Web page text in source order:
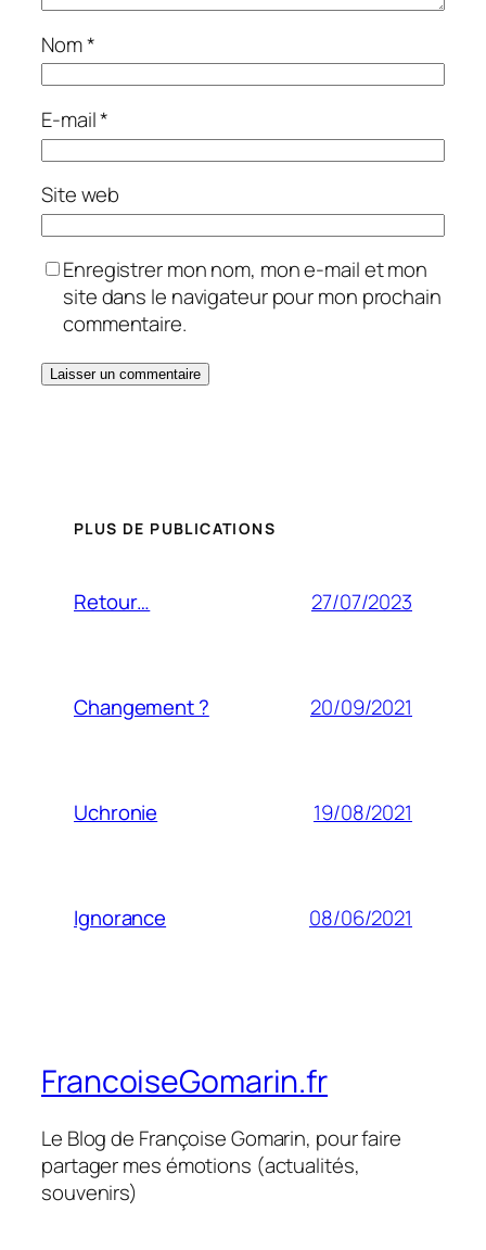
Nom*
E-mail*
Site web
Enregistrer mon nom, mon e-mail et mon
site dans le navigateur pour mon prochain
commentaire.
PLUS DE PUBLICATIONS
Retour… 27/07/2023
Changement ? 20/09/2021
Uchronie 19/08/2021
Ignorance 08/06/2021
FrancoiseGomarin.fr
Le Blog de Françoise Gomarin, pour faire
partager mes émotions (actualités,
souvenirs)